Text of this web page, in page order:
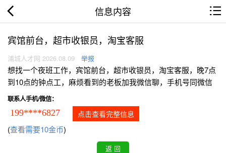
信息内容
宾馆前台，超市收银员，淘宝客服
浦城人才网 2026.08.09 举报
想找一个夜班工作，宾馆前台，超市收银员，淘宝客服，晚7点
到10点的钟点工，麻烦看到的老板加我微信聊，手机号同微信
联系人手机/微信：
199****6827 点击查看完整信息
(查看需要10金币)